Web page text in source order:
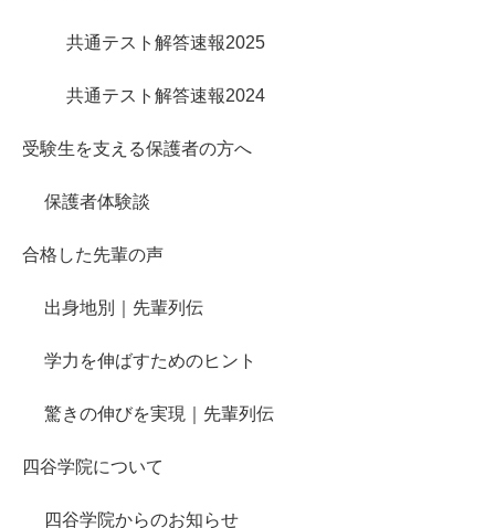
共通テスト解答速報2025
共通テスト解答速報2024
受験生を支える保護者の方へ
保護者体験談
合格した先輩の声
出身地別｜先輩列伝
学力を伸ばすためのヒント
驚きの伸びを実現｜先輩列伝
四谷学院について
四谷学院からのお知らせ